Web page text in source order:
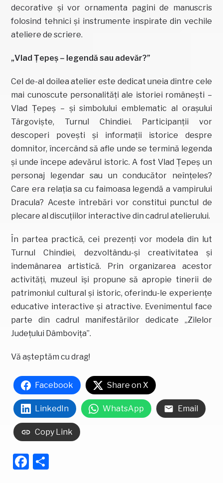
decorative și vor ornamenta pagini de manuscris
folosind tehnici și instrumente inspirate din vechile
ateliere de scriere.
„Vlad Țepeș – legendă sau adevăr?”
Cel de-al doilea atelier este dedicat uneia dintre cele
mai cunoscute personalități ale istoriei românești –
Vlad Țepeș – și simbolului emblematic al orașului
Târgoviște, Turnul Chindiei. Participanții vor
descoperi povești și informații istorice despre
domnitor, încercând să afle unde se termină legenda
și unde începe adevărul istoric. A fost Vlad Țepeș un
personaj legendar sau un conducător neînțeles?
Care era relația sa cu faimoasa legendă a vampirului
Dracula? Aceste întrebări vor constitui punctul de
plecare al discuțiilor interactive din cadrul atelierului.
În partea practică, cei prezenți vor modela din lut
Turnul Chindiei, dezvoltându-și creativitatea și
îndemânarea artistică. Prin organizarea acestor
activități, muzeul își propune să apropie tinerii de
patrimoniul cultural și istoric, oferindu-le experiențe
educative interactive și atractive. Evenimentul face
parte din cadrul manifestărilor dedicate „Zilelor
Județului Dâmbovița”.
Vă așteptăm cu drag!
Facebook Share on X
LinkedIn WhatsApp Email
Copy Link
Facebook